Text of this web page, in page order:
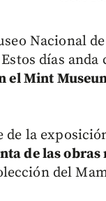
Nacional
días anda
el Mint
de la
de las
del